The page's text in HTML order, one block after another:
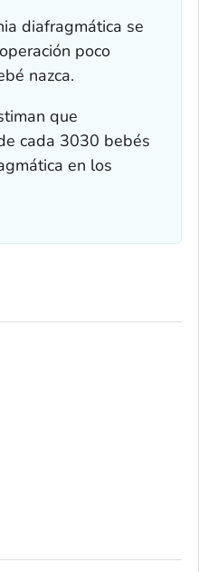
diafragmática se
poco
nazca.
que
cada 3030 bebés
en los